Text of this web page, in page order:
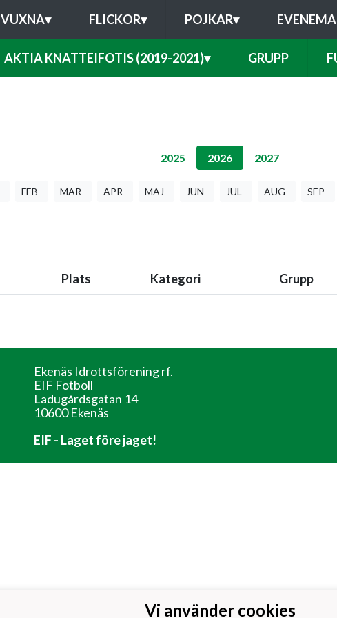
VUXNA▾ FLICKOR▾ POJKAR▾
AKTIA KNATTEIFOTIS (2019-2021)▾ GRUPP
2025 2026 2027
FEB MAR APR MAJ JUN JUL AUG SEP
Plats Kategori Grupp
Ekenäs Idrottsförening rf.
EIF Fotboll
Ladugårdsgatan 14
10600 Ekenäs
EIF - Laget före jaget!
Vi använder cookies